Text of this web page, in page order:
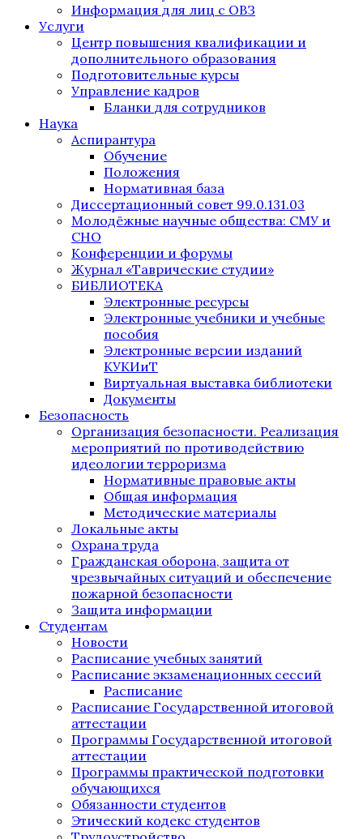
Информация для лиц с ОВЗ
Услуги
Центр повышения квалификации и
дополнительного образования
Подготовительные курсы
Управление кадров
Бланки для сотрудников
Наука
Аспирантура
Обучение
Положения
Нормативная база
Диссертационный совет 99.0.131.03
Молодёжные научные общества: СМУ и
СНО
Конференции и форумы
Журнал «Таврические студии»
БИБЛИОТЕКА
Электронные ресурсы
Электронные учебники и учебные
пособия
Электронные версии изданий
КУКИиТ
Виртуальная выставка библиотеки
Документы
Безопасность
Организация безопасности. Реализация
мероприятий по противодействию
идеологии терроризма
Нормативные правовые акты
Общая информация
Методические материалы
Локальные акты
Охрана труда
Гражданская оборона, защита от
чрезвычайных ситуаций и обеспечение
пожарной безопасности
Защита информации
Студентам
Новости
Расписание учебных занятий
Расписание экзаменационных сессий
Расписание
Расписание Государственной итоговой
аттестации
Программы Государственной итоговой
аттестации
Программы практической подготовки
обучающихся
Обязанности студентов
Этический кодекс студентов